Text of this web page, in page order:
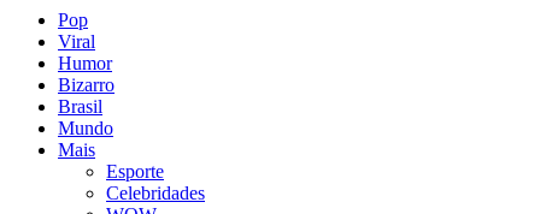
Pop
Viral
Humor
Bizarro
Brasil
Mundo
Mais
Esporte
Celebridades